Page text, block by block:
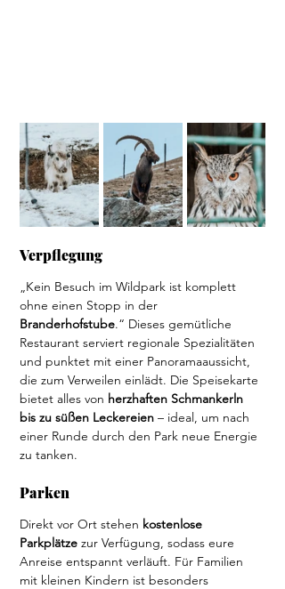
Verpflegung
„Kein Besuch im Wildpark ist komplett
ohne einen Stopp in der
Branderhofstube.“ Dieses gemütliche
Restaurant serviert regionale Spezialitäten
und punktet mit einer Panoramaaussicht,
die zum Verweilen einlädt. Die Speisekarte
bietet alles von herzhaften Schmankerln
bis zu süßen Leckereien – ideal, um nach
einer Runde durch den Park neue Energie
zu tanken.
Parken
Direkt vor Ort stehen kostenlose
Parkplätze zur Verfügung, sodass eure
Anreise entspannt verläuft. Für Familien
mit kleinen Kindern ist besonders